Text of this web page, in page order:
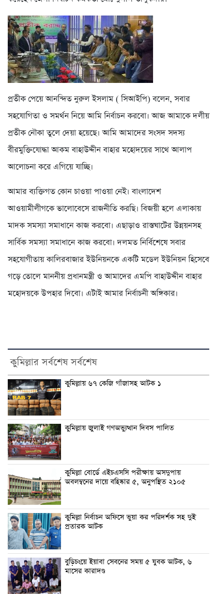
প্রতীক পেয়ে আনন্দিত নুরুল ইসলাম ( সিআইপি) বলেন, সবার
সহযোগিতা ও সমর্থন নিয়ে আমি নির্বাচন করবো। আজ আমাকে দলীয়
প্রতীক নৌকা তুলে দেয়া হয়েছে। আমি আমাদের সংসদ সদস্য
বীরমুক্তিযোদ্ধা আকম বাহাউদ্দীন বাহার মহোদয়ের সাথে আলাপ
আলোচনা করে এগিয়ে যাচ্ছি।
আমার ব্যক্তিগত কোন চাওয়া পাওয়া নেই। বাংলাদেশ
আওয়ামীলীগকে ভালোবেসে রাজনীতি করছি। বিজয়ী হলে এলাকায়
মাদক সমস্যা সমাধানে কাজ করবো। এছাড়াও রাস্তঘাটের উন্নয়নসহ
সার্বিক সমস্যা সমাধানে কাজ করবো। দলমত নির্বিশেষে সবার
সহযোগীতায় কালিরবাজার ইউনিয়নকে একটি মডেল ইউনিয়ন হিসেবে
গড়ে তোলে মাননীয় প্রধানমন্ত্রী ও আমাদের এমপি বাহাউদ্দীন বাহার
মহোদয়কে উপহার দিবো। এটাই আমার নির্বাচনী অঙ্গিকার।
কুমিল্লার সর্বশেষ সর্বশেষ
কুমিল্লায় ৬৭ কেজি গাঁজাসহ আটক ১
কুমিল্লায় জুলাই গণঅভ্যুত্থান দিবস পালিত
কুমিল্লা বোর্ডে এইচএসসি পরীক্ষায় অসদুপায়
অবলম্বনের দায়ে বহিষ্কার ৫, অনুপস্থিত ২১০৫
কুমিল্লা নির্বাচন অফিসে ভুয়া কর পরিদর্শক সহ দুই
প্রতারক আটক
বুড়িচংয়ে ইয়াবা সেবনের সময় ৫ যুবক আটক, ৬
মাসের কারাদণ্ড